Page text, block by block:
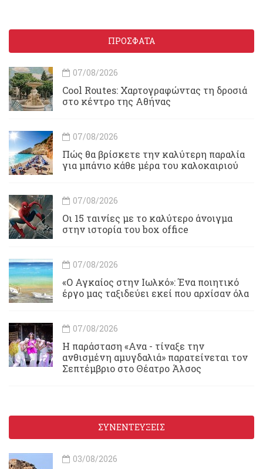
ΠΡΟΣΦΑΤΑ
07/08/2026
Cool Routes: Χαρτογραφώντας τη δροσιά
στο κέντρο της Αθήνας
07/08/2026
Πώς θα βρίσκετε την καλύτερη παραλία
για μπάνιο κάθε μέρα του καλοκαιριού
07/08/2026
Οι 15 ταινίες με το καλύτερο άνοιγμα
στην ιστορία του box office
07/08/2026
«Ο Αγκαίος στην Ιωλκό»: Ένα ποιητικό
έργο μας ταξιδεύει εκεί που αρχίσαν όλα
07/08/2026
Η παράσταση «Ανα - τίναξε την
ανθισμένη αμυγδαλιά» παρατείνεται τον
Σεπτέμβριο στο Θέατρο Άλσος
ΣΥΝΕΝΤΕΥΞΕΙΣ
03/08/2026